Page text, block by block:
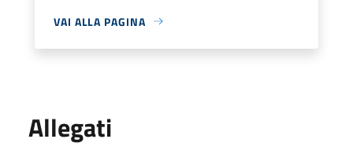
VAI ALLA PAGINA
Allegati